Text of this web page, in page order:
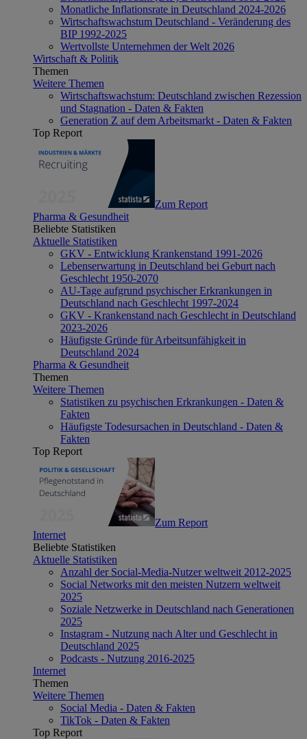
Monatliche Inflationsrate in Deutschland 2024-2026
Wirtschaftswachstum Deutschland - Veränderung des
BIP 1992-2025
Wertvollste Unternehmen der Welt 2026
Wirtschaft & Politik
Themen
Weitere Themen
Wirtschaftswachstum: Deutschland zwischen Rezession
und Stagnation - Daten & Fakten
Generation Z auf dem Arbeitsmarkt - Daten & Fakten
Top Report
Zum Report
Pharma & Gesundheit
Beliebte Statistiken
Aktuelle Statistiken
GKV - Entwicklung Krankenstand 1991-2026
Lebenserwartung in Deutschland bei Geburt nach
Geschlecht 1950-2070
AU-Tage aufgrund psychischer Erkrankungen in
Deutschland nach Geschlecht 1997-2024
GKV - Krankenstand nach Geschlecht in Deutschland
2023-2026
Häufigste Gründe für Arbeitsunfähigkeit in
Deutschland 2024
Pharma & Gesundheit
Themen
Weitere Themen
Statistiken zu psychischen Erkrankungen - Daten &
Fakten
Häufigste Todesursachen in Deutschland - Daten &
Fakten
Top Report
Zum Report
Internet
Beliebte Statistiken
Aktuelle Statistiken
Anzahl der Social-Media-Nutzer weltweit 2012-2025
Social Networks mit den meisten Nutzern weltweit
2025
Soziale Netzwerke in Deutschland nach Generationen
2025
Instagram - Nutzung nach Alter und Geschlecht in
Deutschland 2025
Podcasts - Nutzung 2016-2025
Internet
Themen
Weitere Themen
Social Media - Daten & Fakten
TikTok - Daten & Fakten
Top Report